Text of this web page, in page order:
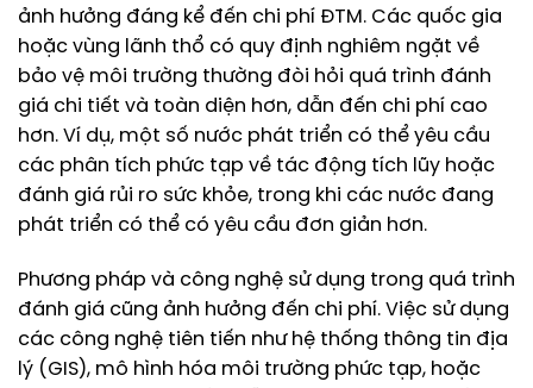
ảnh hưởng đáng kể đến chi phí ĐTM. Các quốc gia
hoặc vùng lãnh thổ có quy định nghiêm ngặt về
bảo vệ môi trường thường đòi hỏi quá trình đánh
giá chi tiết và toàn diện hơn, dẫn đến chi phí cao
hơn. Ví dụ, một số nước phát triển có thể yêu cầu
các phân tích phức tạp về tác động tích lũy hoặc
đánh giá rủi ro sức khỏe, trong khi các nước đang
phát triển có thể có yêu cầu đơn giản hơn.
Phương pháp và công nghệ sử dụng trong quá trình
đánh giá cũng ảnh hưởng đến chi phí. Việc sử dụng
các công nghệ tiên tiến như hệ thống thông tin địa
lý (GIS), mô hình hóa môi trường phức tạp, hoặc